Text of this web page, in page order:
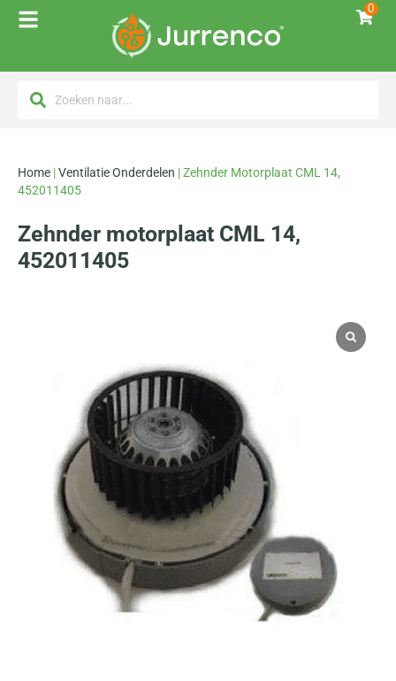
0
Home |Ventilatie Onderdelen |Zehnder Motorplaat CML 14,
452011405
Zehnder motorplaat CML 14,
452011405